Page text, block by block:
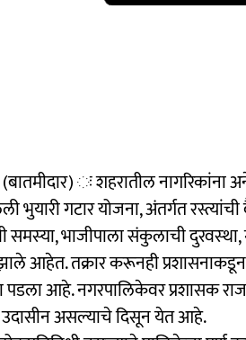
(बातमीदार) ः शहरातील
भुयारी गटार योजना, अंतर्गत
समस्‍या, भाजीपाला संकुलाची
आहेत. तक्रार करूनही
पडला आहे. नगरपालिकेवर प्रशासक
उदासीन असल्‍याचे दिसून येत आहे.